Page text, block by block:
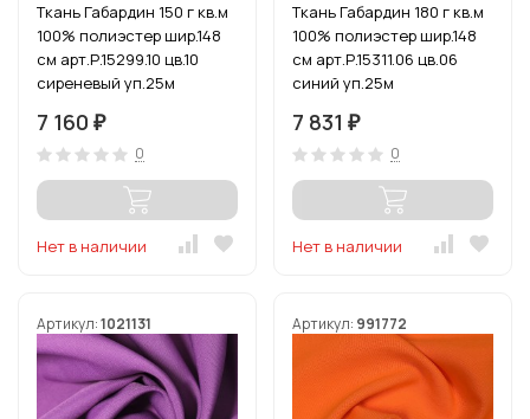
Ткань Габардин 150 г кв.м
100% полиэстер шир.148
см арт.Р.15299.10 цв.10
сиреневый уп.25м
7 160 ₽
0
Нет в наличии
Ткань Габардин 180 г кв.м
100% полиэстер шир.148
см арт.Р.15311.06 цв.06
синий уп.25м
7 831 ₽
0
Нет в наличии
Артикул:1021131 Артикул: 991772